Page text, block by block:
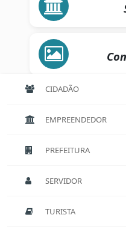
CIDADÃO
EMPREENDEDOR
PREFEITURA
SERVIDOR
TURISTA